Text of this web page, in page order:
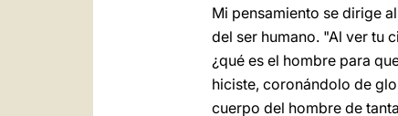
Mi pensamiento se dirige
del ser humano. "Al ver tu
¿qué es el hombre para
hiciste, coronándolo de
cuerpo del hombre de